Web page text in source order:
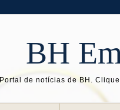
BH
Portal de notícias de BH.